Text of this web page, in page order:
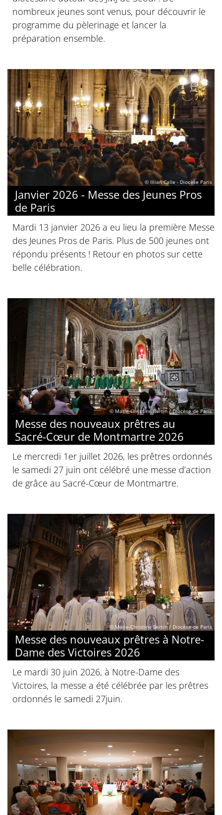
nombreux jeunes sont venus, pour découvrir le
programme du pèlerinage et lancer la
préparation ensemble.
© Illian Calle - Diocèse Paris
Janvier 2026 - Messe des Jeunes Pros
de Paris
Mardi 13 janvier 2026 a eu lieu la première Messe
des Jeunes Pros de Paris. Plus de 500 jeunes ont
répondu présents ! Retour en photos sur cette
belle célébration.
© Marie-Christine Bertin / Diocèse de Paris
Messe des nouveaux prêtres au
Sacré-Cœur de Montmartre 2026
Le mercredi 1er juillet 2026, les prêtres ordonnés
le samedi 27 juin ont célébré une messe d’action
de grâce au Sacré-Cœur de Montmartre.
© Marie-Christine Bertin / Diocèse de Paris
Messe des nouveaux prêtres à Notre-
Dame des Victoires 2026
Le mardi 30 juin 2026, à Notre-Dame des
Victoires, la messe a été célébrée par les prêtres
ordonnés le samedi 27juin.